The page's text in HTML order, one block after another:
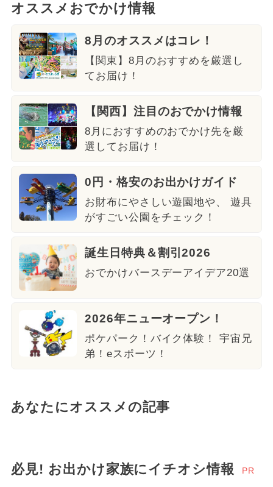
オススメおでかけ情報
8月のオススメはコレ！
【関東】8月のおすすめを厳選し
てお届け！
【関西】注目のおでかけ情報
8月におすすめのおでかけ先を厳
選してお届け！
0円・格安のお出かけガイド
お財布にやさしい遊園地や、 遊具
がすごい公園をチェック！
誕生日特典＆割引2026
おでかけバースデーアイデア20選
2026年ニューオープン！
ポケパーク！バイク体験！ 宇宙兄
弟！eスポーツ！
あなたにオススメの記事
必見! お出かけ家族にイチオシ情報 PR